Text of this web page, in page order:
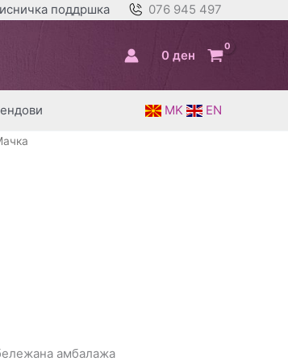
поддршка 076 945 497
0 ден
MK EN
амбалажа